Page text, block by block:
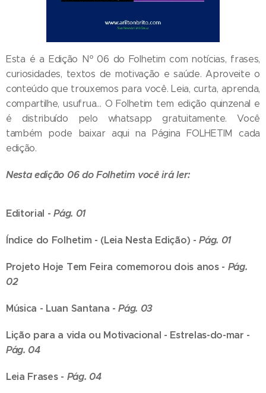
Esta é a Edição Nº 06 do Folhetim com notícias, frases,
curiosidades, textos de motivação e saúde. Aproveite o
conteúdo que trouxemos para você. Leia, curta, aprenda,
compartilhe, usufrua... O Folhetim tem edição quinzenal e
é distribuído pelo whatsapp gratuitamente. Você
também pode baixar aqui na Página FOLHETIM cada
edição.
Nesta edição 06 do Folhetim você irá ler:
Editorial -Pág. 01
Índice do Folhetim - (Leia Nesta Edição) -Pág. 01
Projeto Hoje Tem Feira comemorou dois anos - Pág.
02
Música - Luan Santana -Pág. 03
Lição para a vida ou Motivacional - Estrelas-do-mar -
Pág. 04
Leia Frases- Pág. 04